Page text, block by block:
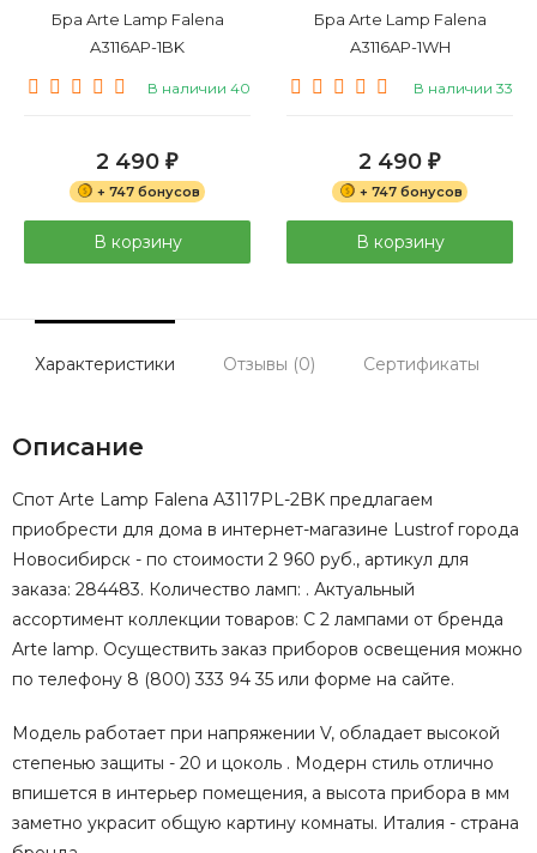
Бра Arte Lamp Falena
A3116AP-1BK
В наличии 40
2 490 ₽
+ 747 бонусов
В корзину
Бра Arte Lamp Falena
A3116AP-1WH
В наличии 33
2 490 ₽
+ 747 бонусов
В корзину
Характеристики Отзывы (0) Сертификаты
Описание
Спот Arte Lamp Falena A3117PL-2BK предлагаем
приобрести для дома в интернет-магазине Lustrof города
Новосибирск - по стоимости 2 960 руб., артикул для
заказа: 284483. Количество ламп: . Актуальный
ассортимент коллекции товаров: С 2 лампами от бренда
Arte lamp. Осуществить заказ приборов освещения можно
по телефону 8 (800) 333 94 35 или форме на сайте.
Модель работает при напряжении V, обладает высокой
степенью защиты - 20 и цоколь . Модерн стиль отлично
впишется в интерьер помещения, а высота прибора в мм
заметно украсит общую картину комнаты. Италия - страна